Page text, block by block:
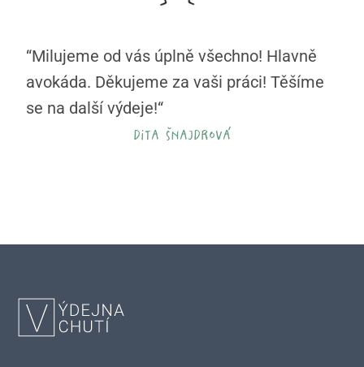
“Milujeme od vás úplně všechno! Hlavně
avokáda. Děkujeme za vaši práci! Těšíme
se na další výdeje!“
dita šnajdrová